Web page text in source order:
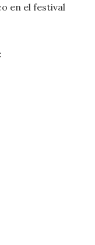
en el festival